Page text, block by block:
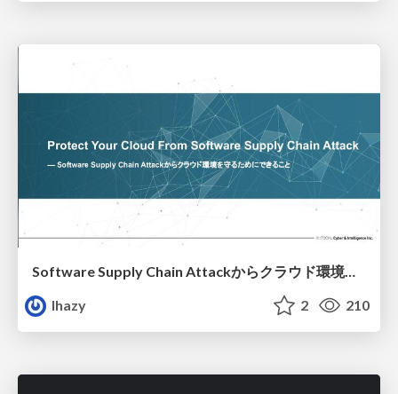
Software Supply Chain Attackからクラウド環境を守るためにできること
lhazy
2 210